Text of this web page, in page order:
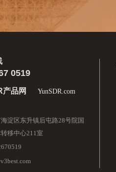
淀区东升镇后屯路28号院国
移中心211室
0519
YunSDR.com
品网